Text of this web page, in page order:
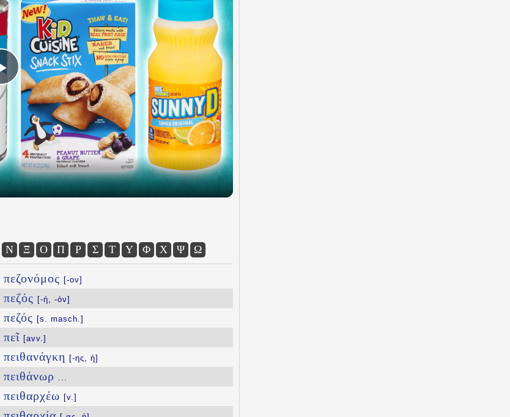
Play
Video
Ν Ξ Ο Π Ρ Σ Τ Υ Φ Χ Ψ Ω
πεζονόμος [-ον]
πεζός [-ή, -όν]
πεζός [s. masch.]
πεῖ [avv.]
πειθανάγκη [-ης, ἡ]
πειθάνωρ
πειθαρχέω [v.]